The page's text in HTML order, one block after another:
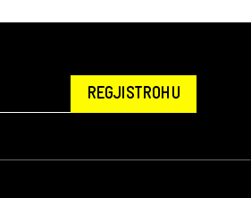
REGJISTROHU